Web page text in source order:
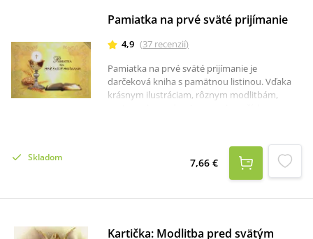
Pamiatka na prvé sväté prijímanie
4,9 (37 recenzií)
Pamiatka na prvé sväté prijímanie je
darčeková kniha s pamätnou listinou. Vďaka
krásnym ilustráciam, rôznym modlitbám,
priestor na nalepenie fotografií, ktoré im
pripomenú významný deň v ich živote.
Skladom 7,66 €
Kartička: Modlitba pred svätým